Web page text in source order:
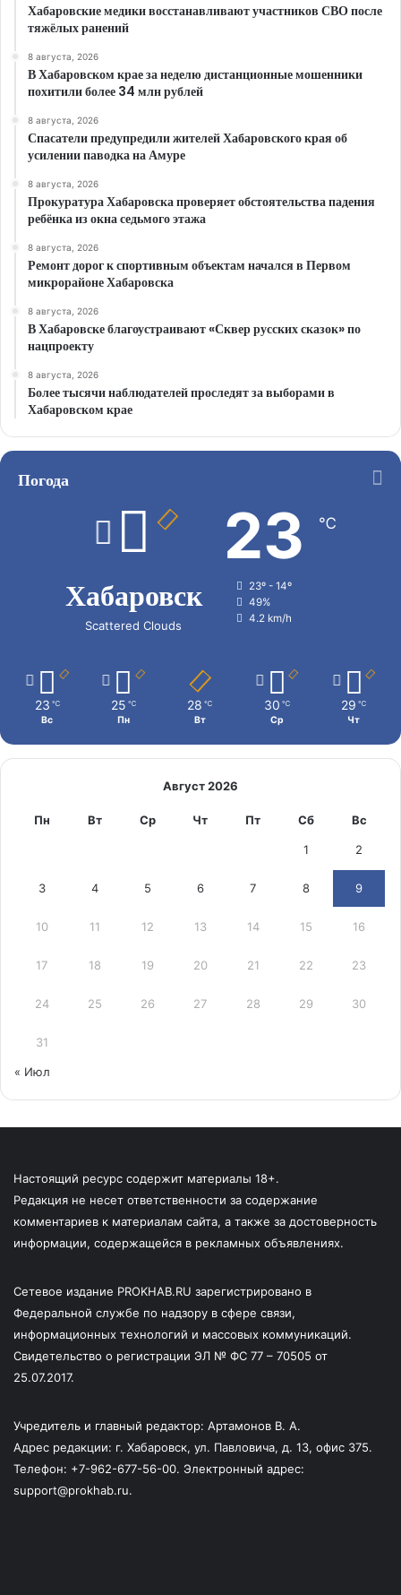
Хабаровские медики восстанавливают участников СВО после
тяжёлых ранений
8 августа, 2026
В Хабаровском крае за неделю дистанционные мошенники
похитили более 34 млн рублей
8 августа, 2026
Спасатели предупредили жителей Хабаровского края об
усилении паводка на Амуре
8 августа, 2026
Прокуратура Хабаровска проверяет обстоятельства падения
ребёнка из окна седьмого этажа
8 августа, 2026
Ремонт дорог к спортивным объектам начался в Первом
микрорайоне Хабаровска
8 августа, 2026
В Хабаровске благоустраивают «Сквер русских сказок» по
нацпроекту
8 августа, 2026
Более тысячи наблюдателей проследят за выборами в
Хабаровском крае
Погода
Хабаровск
Scattered Clouds
23 ℃
23º - 14º
49%
4.2 km/h
23 ℃
Вс
25 ℃
Пн
28 ℃
Вт
30 ℃
Ср
29 ℃
Чт
Август 2026
Пн Вт Ср Чт Пт Сб Вс
1 2
3 4 5 6 7 8 9
10 11 12 13 14 15 16
17 18 19 20 21 22 23
24 25 26 27 28 29 30
31
« Июл
Настоящий ресурс содержит материалы 18+.
Редакция не несет ответственности за содержание
комментариев к материалам сайта, а также за достоверность
информации, содержащейся в рекламных объявлениях.
Сетевое издание PROKHAB.RU зарегистрировано в
Федеральной службе по надзору в сфере связи,
информационных технологий и массовых коммуникаций.
Свидетельство о регистрации ЭЛ № ФС 77 – 70505 от
25.07.2017.
Учредитель и главный редактор: Артамонов В. А.
Адрес редакции: г. Хабаровск, ул. Павловича, д. 13, офис 375.
Телефон: +7-962-677-56-00. Электронный адрес:
support@prokhab.ru.